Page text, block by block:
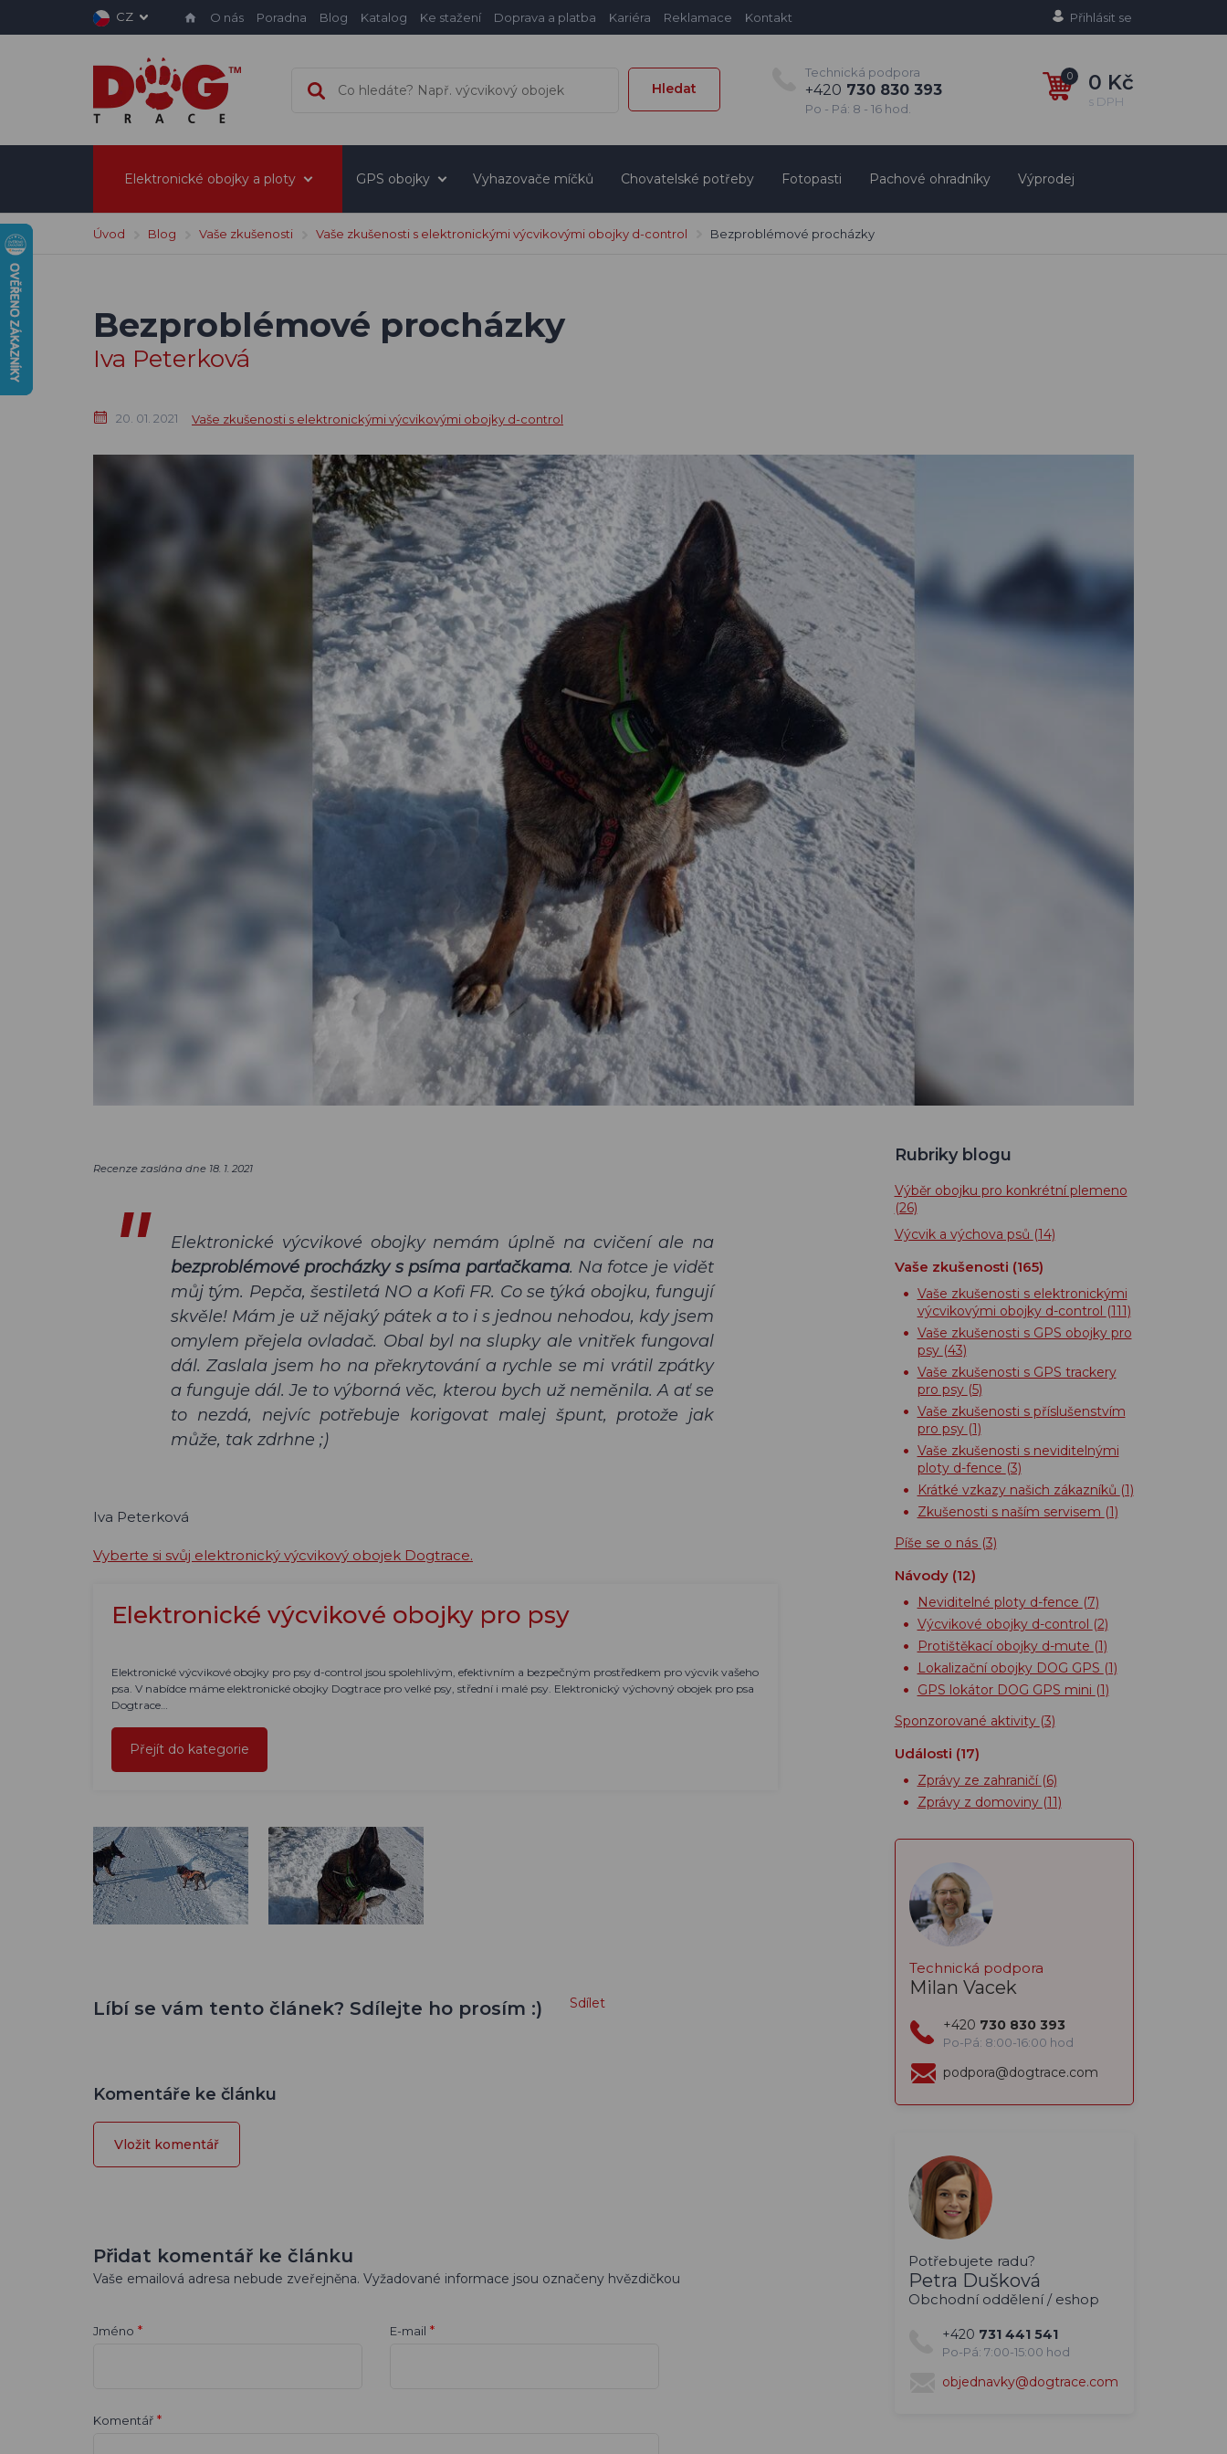
CZ O nás Poradna Blog Katalog Ke stažení Doprava a platba Kariéra Reklamace Kontakt Přihlásit se
Hledat
Technická podpora
+420 730 830 393
Po - Pá: 8 - 16 hod.
0 0 Kč
s DPH
Elektronické obojky a ploty GPS obojky Vyhazovače míčků Chovatelské potřeby Fotopasti Pachové ohradníky Výprodej
Úvod Blog Vaše zkušenosti Vaše zkušenosti s elektronickými výcvikovými obojky d-control Bezproblémové procházky
Bezproblémové procházky
Iva Peterková
20. 01. 2021 Vaše zkušenosti s elektronickými výcvikovými obojky d-control
Recenze zaslána dne 18. 1. 2021
Elektronické výcvikové obojky nemám úplně na cvičení ale na
bezproblémové procházky s psíma parťačkama. Na fotce je vidět
můj tým. Pepča, šestiletá NO a Kofi FR. Co se týká obojku, fungují
skvěle! Mám je už nějaký pátek a to i s jednou nehodou, kdy jsem
omylem přejela ovladač. Obal byl na slupky ale vnitřek fungoval
dál. Zaslala jsem ho na překrytování a rychle se mi vrátil zpátky
a funguje dál. Je to výborná věc, kterou bych už neměnila. A ať se
to nezdá, nejvíc potřebuje korigovat malej špunt, protože jak
může, tak zdrhne ;)
Iva Peterková
Vyberte si svůj elektronický výcvikový obojek Dogtrace.
Elektronické výcvikové obojky pro psy
Elektronické výcvikové obojky pro psy d-control jsou spolehlivým, efektivním a bezpečným prostředkem pro výcvik vašeho
psa. V nabídce máme elektronické obojky Dogtrace pro velké psy, střední i malé psy. Elektronický výchovný obojek pro psa
Dogtrace…
Přejít do kategorie
Líbí se vám tento článek? Sdílejte ho prosím :) Sdílet
Komentáře ke článku
Vložit komentář
Přidat komentář ke článku
Vaše emailová adresa nebude zveřejněna. Vyžadované informace jsou označeny hvězdičkou
Jméno * E-mail *
Komentář *
Rubriky blogu
Výběr obojku pro konkrétní plemeno
(26)
Výcvik a výchova psů (14)
Vaše zkušenosti (165)
Vaše zkušenosti s elektronickými
výcvikovými obojky d-control (111)
Vaše zkušenosti s GPS obojky pro
psy (43)
Vaše zkušenosti s GPS trackery
pro psy (5)
Vaše zkušenosti s příslušenstvím
pro psy (1)
Vaše zkušenosti s neviditelnými
ploty d-fence (3)
Krátké vzkazy našich zákazníků (1)
Zkušenosti s naším servisem (1)
Píše se o nás (3)
Návody (12)
Neviditelné ploty d-fence (7)
Výcvikové obojky d-control (2)
Protištěkací obojky d-mute (1)
Lokalizační obojky DOG GPS (1)
GPS lokátor DOG GPS mini (1)
Sponzorované aktivity (3)
Události (17)
Zprávy ze zahraničí (6)
Zprávy z domoviny (11)
Technická podpora
Milan Vacek
+420 730 830 393
Po-Pá: 8:00-16:00 hod
podpora@dogtrace.com
Potřebujete radu?
Petra Dušková
Obchodní oddělení / eshop
+420 731 441 541
Po-Pá: 7:00-15:00 hod
objednavky@dogtrace.com